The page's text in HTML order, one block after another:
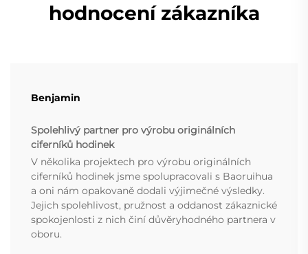
hodnocení zákazníka
Benjamin
Spolehlivý partner pro výrobu originálních
ciferníků hodinek
V několika projektech pro výrobu originálních
ciferníků hodinek jsme spolupracovali s Baoruihua
a oni nám opakovaně dodali výjimečné výsledky.
Jejich spolehlivost, pružnost a oddanost zákaznické
spokojenlosti z nich činí důvěryhodného partnera v
oboru.